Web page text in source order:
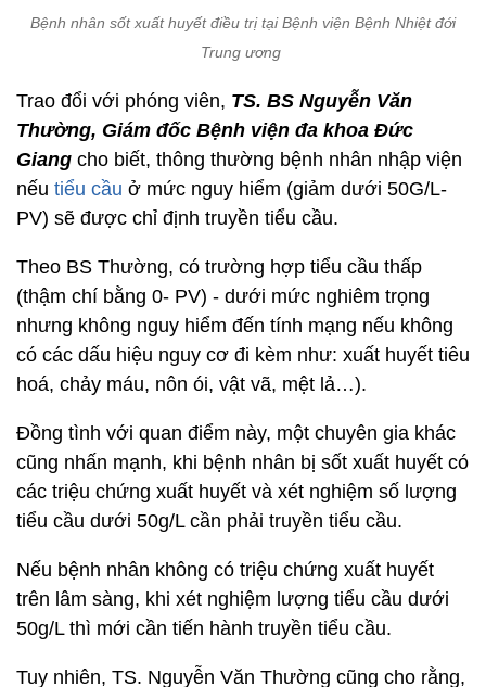
Bệnh nhân sốt xuất huyết điều trị tại Bệnh viện Bệnh Nhiệt đới
Trung ương
Trao đổi với phóng viên, TS. BS Nguyễn Văn
Thường, Giám đốc Bệnh viện đa khoa Đức
Giang cho biết, thông thường bệnh nhân nhập viện
nếu tiểu cầu ở mức nguy hiểm (giảm dưới 50G/L-
PV) sẽ được chỉ định truyền tiểu cầu.
Theo BS Thường, có trường hợp tiểu cầu thấp
(thậm chí bằng 0- PV) - dưới mức nghiêm trọng
nhưng không nguy hiểm đến tính mạng nếu không
có các dấu hiệu nguy cơ đi kèm như: xuất huyết tiêu
hoá, chảy máu, nôn ói, vật vã, mệt lả…).
Đồng tình với quan điểm này, một chuyên gia khác
cũng nhấn mạnh, khi bệnh nhân bị sốt xuất huyết có
các triệu chứng xuất huyết và xét nghiệm số lượng
tiểu cầu dưới 50g/L cần phải truyền tiểu cầu.
Nếu bệnh nhân không có triệu chứng xuất huyết
trên lâm sàng, khi xét nghiệm lượng tiểu cầu dưới
50g/L thì mới cần tiến hành truyền tiểu cầu.
Tuy nhiên, TS. Nguyễn Văn Thường cũng cho rằng,